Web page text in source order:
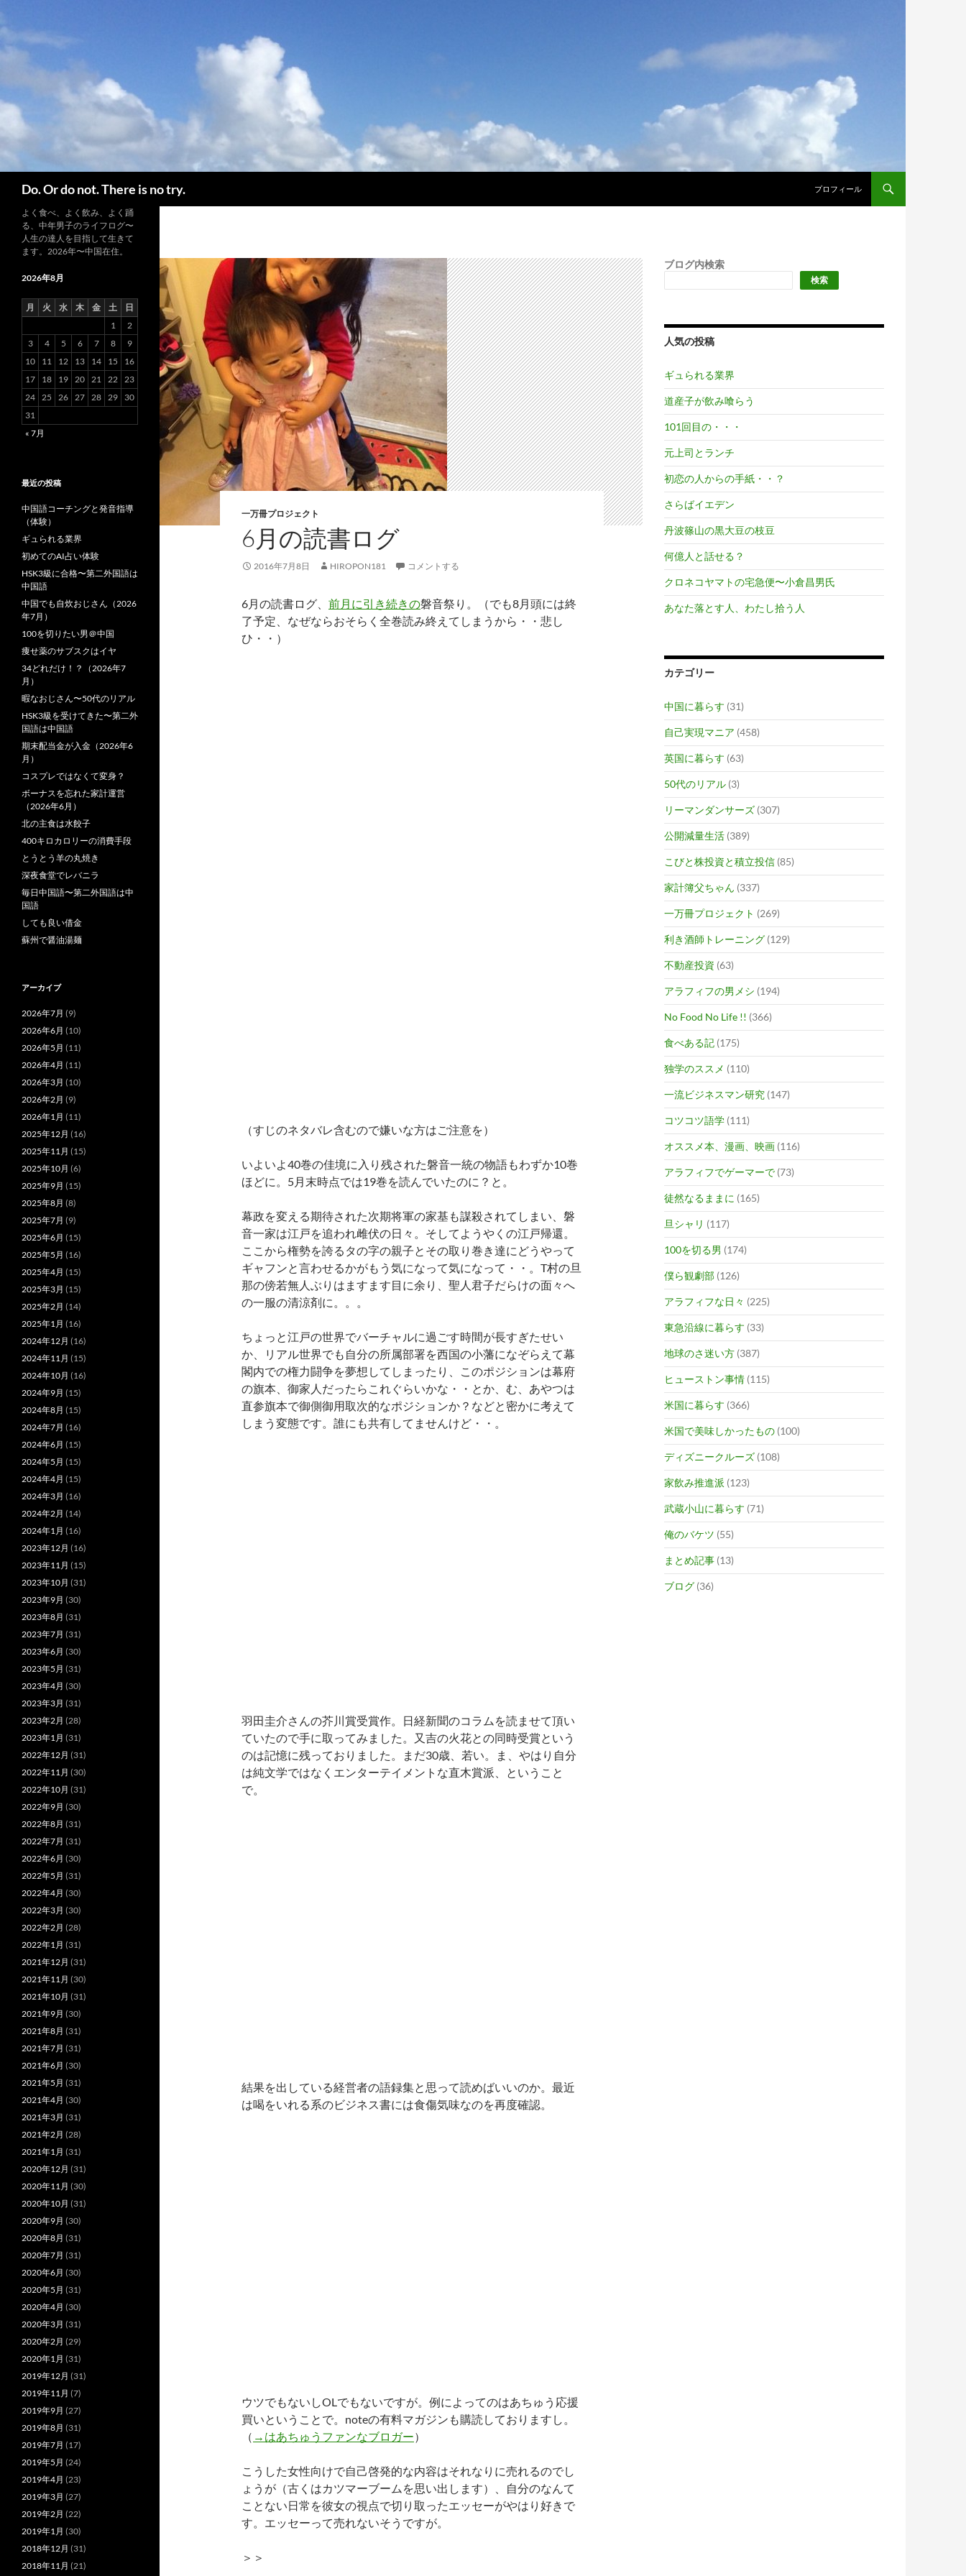
ン
Do. Or do not. There is no try. プロフィール
一万冊プロジェクト
6月の読書ログ
2016年7月8日 HIROPON181 コメントする
6月の読書ログ、 前月に引き続きの磐音祭り。（でも8月頭には終
了予定、なぜならおそらく全巻読み終えてしまうから・・悲し
ひ・・）
（すじのネタバレ含むので嫌いな方はご注意を）
いよいよ40巻の佳境に入り残された磐音一統の物語もわずか10巻
ほどに。5月末時点では19巻を読んでいたのに？と。
幕政を変える期待された次期将軍の家基も謀殺されてしまい、磐
音一家は江戸を追われ雌伏の日々。そしてようやくの江戸帰還。
ここから権勢を誇るタの字の親子とその取り巻き達にどうやって
ギャフンと言わせるかがもう気になって気になって・・。T村の旦
那の傍若無人ぶりはますます目に余り、聖人君子だらけの面々へ
の一服の清涼剤に。。。
ちょっと江戸の世界でバーチャルに過ごす時間が長すぎたせい
か、リアル世界でも自分の所属部署を西国の小藩になぞらえて幕
閣内での権力闘争を夢想してしまったり、このポジションは幕府
の旗本、御家人だったらこれぐらいかな・・とか、む、あやつは
直参旗本で御側御用取次的なポジションか？などと密かに考えて
しまう変態です。誰にも共有してませんけど・・。
羽田圭介さんの芥川賞受賞作。日経新聞のコラムを読ませて頂い
ていたので手に取ってみました。又吉の火花との同時受賞という
のは記憶に残っておりました。まだ30歳、若い。ま、やはり自分
は純文学ではなくエンターテイメントな直木賞派、ということ
で。
結果を出している経営者の語録集と思って読めばいいのか。最近
は喝をいれる系のビジネス書には食傷気味なのを再度確認。
ウツでもないしOLでもないですが。例によってのはあちゅう応援
買いということで。noteの有料マガジンも購読しておりますし。
（ →はあちゅうファンなブロガー）
こうした女性向けで自己啓発的な内容はそれなりに売れるのでし
ょうが（古くはカツマーブームを思い出します）、自分のなんて
ことない日常を彼女の視点で切り取ったエッセーがやはり好きで
す。エッセーって売れないそうですが。
＞＞
ブログ内検索
検索
人気の投稿
ギュられる業界
道産子が飲み喰らう
101回目の・・・
元上司とランチ
初恋の人からの手紙・・？
さらばイエデン
丹波篠山の黒大豆の枝豆
何億人と話せる？
クロネコヤマトの宅急便〜小倉昌男氏
あなた落とす人、わたし拾う人
カテゴリー
中国に暮らす (31)
自己実現マニア (458)
英国に暮らす (63)
50代のリアル (3)
リーマンダンサーズ (307)
公開減量生活 (389)
こびと株投資と積立投信 (85)
家計簿父ちゃん (337)
一万冊プロジェクト (269)
利き酒師トレーニング (129)
不動産投資 (63)
アラフィフの男メシ (194)
No Food No Life !! (366)
食べある記 (175)
独学のススメ (110)
一流ビジネスマン研究 (147)
コツコツ語学 (111)
オススメ本、漫画、映画 (116)
アラフィフでゲーマーで (73)
徒然なるままに (165)
旦シャリ (117)
100を切る男 (174)
僕ら観劇部 (126)
アラフィフな日々 (225)
東急沿線に暮らす (33)
地球のさ迷い方 (387)
ヒューストン事情 (115)
米国に暮らす (366)
米国で美味しかったもの (100)
ディズニークルーズ (108)
家飲み推進派 (123)
武蔵小山に暮らす (71)
俺のバケツ (55)
まとめ記事 (13)
ブログ (36)
よく食べ、よく飲み、よく踊
る、中年男子のライフログ〜
人生の達人を目指して生きて
ます。2026年〜中国在住。
2026年8月
月 火 水 木 金 土
日
1
2
3
4 5 6 7 8
9
10
11 12 13 14 15
16
17
18 19 20 21 22 23
24 25 26 27 28 29
30
31
« 7月
最近の投稿
中国語コーチングと発音指導
（体験）
ギュられる業界
初めてのAI占い体験
HSK3級に合格〜第二外国語は
中国語
中国でも自炊おじさん（2026
年7月）
100を切りたい男＠中国
痩せ薬のサブスクはイヤ
34どれだけ！？（2026年7
月）
暇なおじさん〜50代のリアル
HSK3級を受けてきた〜第二外
国語は中国語
期末配当金が入金（2026年6
月）
コスプレではなくて変身？
ボーナスを忘れた家計運営
（2026年6月）
北の主食は水餃子
400キロカロリーの消費手段
とうとう羊の丸焼き
深夜食堂でレバニラ
毎日中国語〜第二外国語は中
国語
しても良い借金
蘇州で醤油湯麺
アーカイブ
2026年7月 (9)
2026年6月 (10)
2026年5月 (11)
2026年4月 (11)
2026年3月 (10)
2026年2月 (9)
2026年1月 (11)
2025年12月 (16)
2025年11月 (15)
2025年10月 (6)
2025年9月 (15)
2025年8月 (8)
2025年7月 (9)
2025年6月 (15)
2025年5月 (16)
2025年4月 (15)
2025年3月 (15)
2025年2月 (14)
2025年1月 (16)
2024年12月 (16)
2024年11月 (15)
2024年10月 (16)
2024年9月 (15)
2024年8月 (15)
2024年7月 (16)
2024年6月 (15)
2024年5月 (15)
2024年4月 (15)
2024年3月 (16)
2024年2月 (14)
2024年1月 (16)
2023年12月 (16)
2023年11月 (15)
2023年10月 (31)
2023年9月 (30)
2023年8月 (31)
2023年7月 (31)
2023年6月 (30)
2023年5月 (31)
2023年4月 (30)
2023年3月 (31)
2023年2月 (28)
2023年1月 (31)
2022年12月 (31)
2022年11月 (30)
2022年10月 (31)
2022年9月 (30)
2022年8月 (31)
2022年7月 (31)
2022年6月 (30)
2022年5月 (31)
2022年4月 (30)
2022年3月 (30)
2022年2月 (28)
2022年1月 (31)
2021年12月 (31)
2021年11月 (30)
2021年10月 (31)
2021年9月 (30)
2021年8月 (31)
2021年7月 (31)
2021年6月 (30)
2021年5月 (31)
2021年4月 (30)
2021年3月 (31)
2021年2月 (28)
2021年1月 (31)
2020年12月 (31)
2020年11月 (30)
2020年10月 (31)
2020年9月 (30)
2020年8月 (31)
2020年7月 (31)
2020年6月 (30)
2020年5月 (31)
2020年4月 (30)
2020年3月 (31)
2020年2月 (29)
2020年1月 (31)
2019年12月 (31)
2019年11月 (7)
2019年9月 (27)
2019年8月 (31)
2019年7月 (17)
2019年5月 (24)
2019年4月 (23)
2019年3月 (27)
2019年2月 (22)
2019年1月 (30)
2018年12月 (31)
2018年11月 (21)